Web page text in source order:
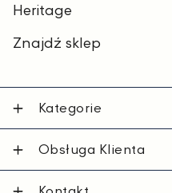
Heritage
Znajdź sklep
Kategorie
Obsługa Klienta